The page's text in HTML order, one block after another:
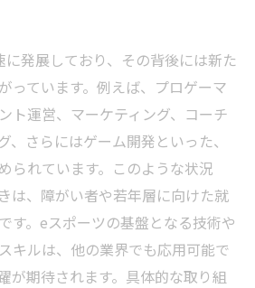
発展しており、その背後には新た
っています。例えば、プロゲーマ
ト運営、マーケティング、コーチ
、さらにはゲーム開発といった、
られています。このような状況
は、障がい者や若年層に向けた就
す。eスポーツの基盤となる技術や
キルは、他の業界でも応用可能で
が期待されます。具体的な取り組